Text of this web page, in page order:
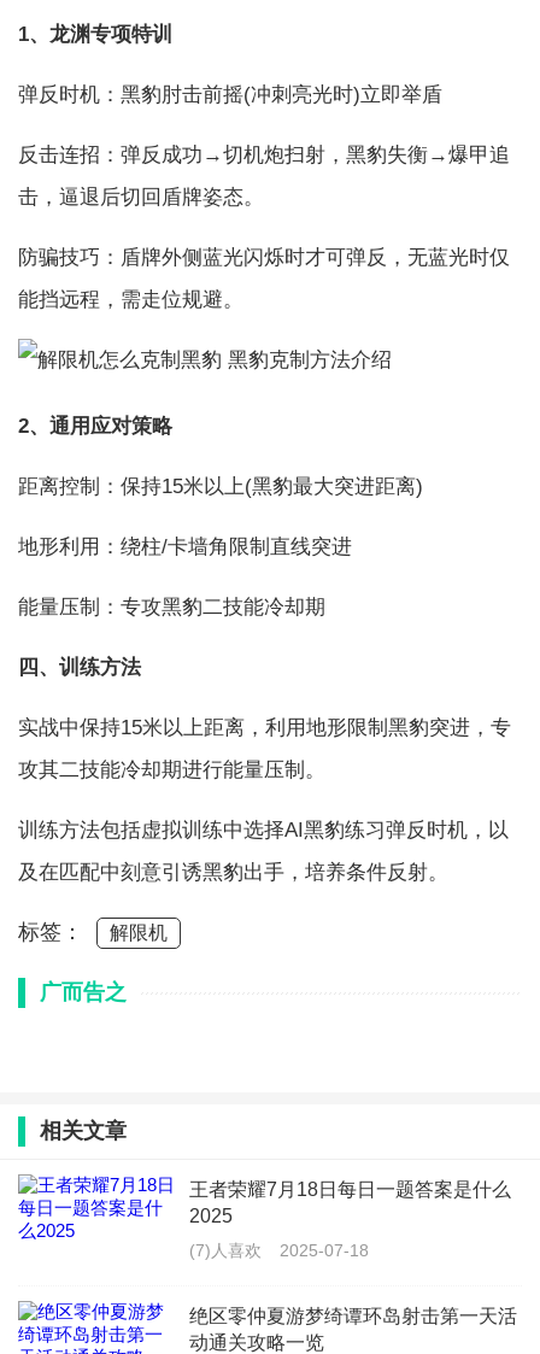
1、龙渊专项特训
弹反时机：黑豹肘击前摇(冲刺亮光时)立即举盾
反击连招：弹反成功→切机炮扫射，黑豹失衡→爆甲追
击，逼退后切回盾牌姿态。
防骗技巧：盾牌外侧蓝光闪烁时才可弹反，无蓝光时仅
能挡远程，需走位规避。
2、通用应对策略
距离控制：保持15米以上(黑豹最大突进距离)
地形利用：绕柱/卡墙角限制直线突进
能量压制：专攻黑豹二技能冷却期
四、训练方法
实战中保持15米以上距离，利用地形限制黑豹突进，专
攻其二技能冷却期进行能量压制。
训练方法包括虚拟训练中选择AI黑豹练习弹反时机，以
及在匹配中刻意引诱黑豹出手，培养条件反射。
标签： 解限机
广而告之
相关文章
王者荣耀7月18日每日一题答案是什么
2025
(7)人喜欢 2025-07-18
绝区零仲夏游梦绮谭环岛射击第一天活
动通关攻略一览